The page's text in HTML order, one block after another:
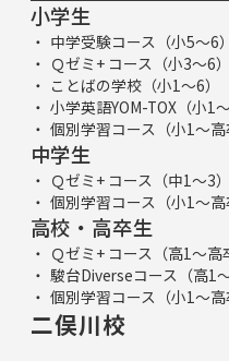
小学生
中学受験コース（小5～6）
Ｑゼミ+ コース（小3～6）
ことばの学校（小1～6）
小学英語YOM-TOX（小1～
個別学習コース（小1～高
中学生
Ｑゼミ+ コース（中1～3）
個別学習コース（小1～高
高校・高卒生
Ｑゼミ+ コース（高1～高
駿台Diverseコース（高1～
個別学習コース（小1～高
二俣川校